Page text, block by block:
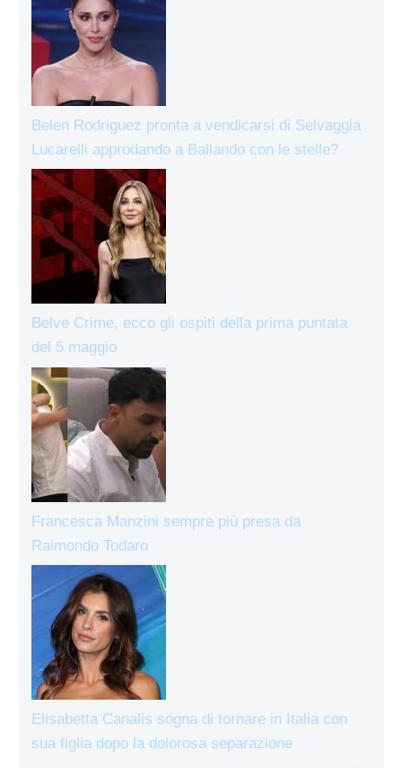
Belen Rodriguez pronta a vendicarsi di Selvaggia
Lucarelli approdando a Ballando con le stelle?
Belve Crime, ecco gli ospiti della prima puntata
del 5 maggio
Francesca Manzini sempre più presa da
Raimondo Todaro
Elisabetta Canalis sogna di tornare in Italia con
sua figlia dopo la dolorosa separazione